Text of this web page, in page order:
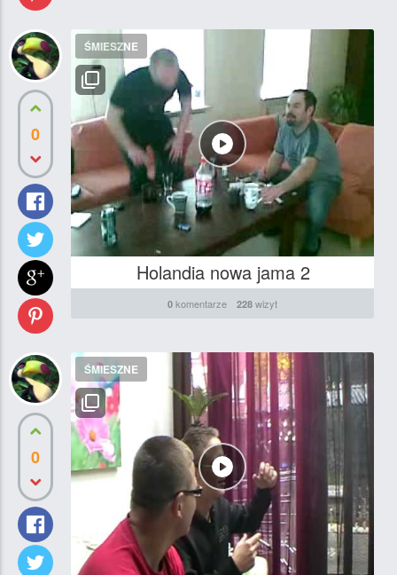
0
ŚMIESZNE
Holandia nowa jama 2
0 komentarze 228 wizyt
0
ŚMIESZNE